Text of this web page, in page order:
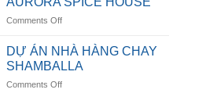
HÀNG
LUMORA
Comments Offon
ÁN
NHÀ
HÀNG
AURORA
DỰ ÁN NHÀ HÀNG CHAY
SHAMBALLA
Comments Offon